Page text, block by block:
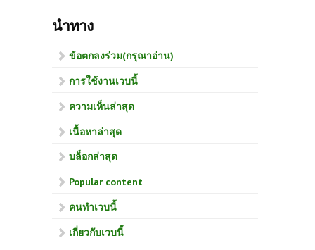
นำทาง
ข้อตกลงร่วม(กรุณาอ่าน)
การใช้งานเวบนี้
ความเห็นล่าสุด
เนื้อหาล่าสุด
บล็อกล่าสุด
Popular content
คนทำเวบนี้
เกี่ยวกับเวบนี้